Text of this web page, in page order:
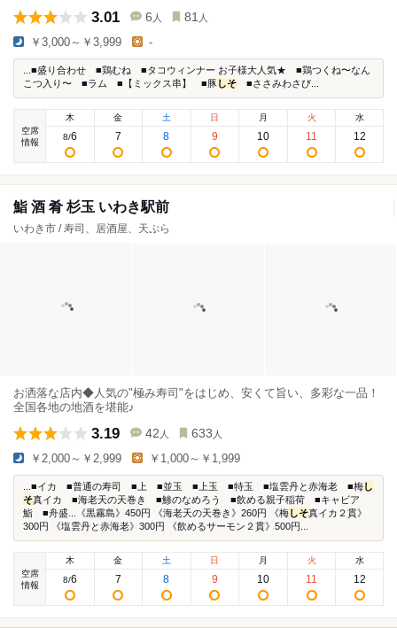
3.01 6 人 81 人
￥3,000～￥3,999 -
...■盛り合わせ ■鶏むね ■タコウィンナー お子様大人気★ ■鶏つくね〜なん
こつ入り〜 ■ラム ■【ミックス串】 ■豚 しそ ■ささみわさび...
空席
情報
木
8/6
金
7
土
8
日
9
月
10
火
11
水
12
鮨 酒 肴 杉玉 いわき駅前
いわき市 / 寿司、居酒屋、天ぷら
お洒落な店内◆人気の"極み寿司"をはじめ、安くて旨い、多彩な一品！
全国各地の地酒を堪能♪
3.19 42 人 633 人
￥2,000～￥2,999 ￥1,000～￥1,999
...■イカ ■普通の寿司 ■上 ■並玉 ■上玉 ■特玉 ■塩雲丹と赤海老 ■梅 し
そ真イカ ■海老天の天巻き ■鯵のなめろう ■飲める親子稲荷 ■キャビア
鮨 ■舟盛...《黒霧島》450円 《海老天の天巻き》260円 《梅 しそ真イカ２貫》
300円 《塩雲丹と赤海老》300円 《飲めるサーモン２貫》500円...
空席
情報
木
8/6
金
7
土
8
日
9
月
10
火
11
水
12